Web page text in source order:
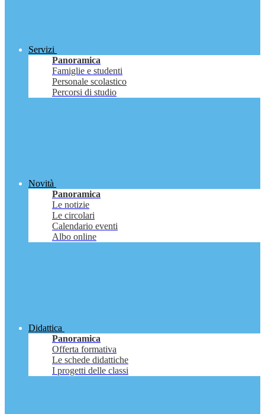
Servizi
Panoramica
Famiglie e studenti
Personale scolastico
Percorsi di studio
Novità
Panoramica
Le notizie
Le circolari
Calendario eventi
Albo online
Didattica
Panoramica
Offerta formativa
Le schede didattiche
I progetti delle classi